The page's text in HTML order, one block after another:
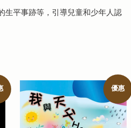
生平事跡等，引導兒童和少年人認
優惠